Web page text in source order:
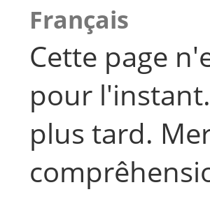
Français
Cette page
pour
plus tard.